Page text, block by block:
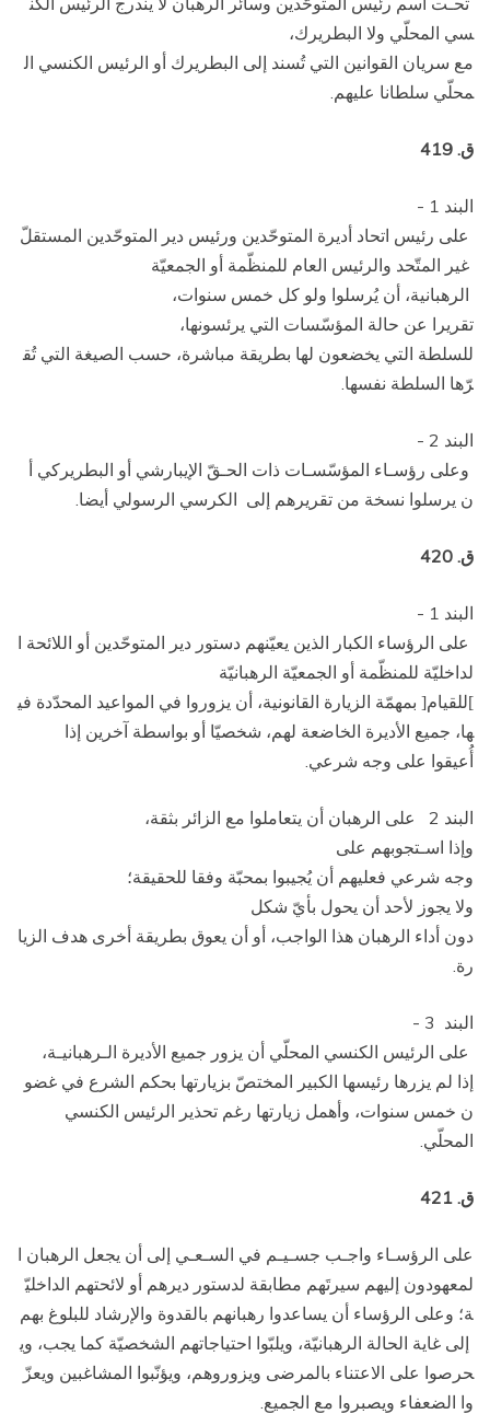
سي المحلّي ولا البطريرك،
مع سريان القوانين التي تُسند إلى البطريرك أو الرئيس الكنسي ال
محلّي سلطانا عليهم.
ق. 419
البند 1 ­
على رئيس اتحاد أديرة المتوحّدين ورئيس دير المتوحّدين المستقلّ
غير المتّحد والرئيس العام للمنظّمة أو الجمعيّة
الرهبانية، أن يُرسلوا ولو كل خمس سنوات،
تقريرا عن حالة المؤسّسات التي يرئسونها،
للسلطة التي يخضعون لها بطريقة مباشرة، حسب الصيغة التي تُق
رّها السلطة نفسها.
البند 2 ­
وعلى رؤسـاء المؤسّسـات ذات الحـقّ الإيبارشي أو البطريركي أ
ن يرسلوا نسخة من تقريرهم إلى الكرسي الرسولي أيضا.
ق. 420
البند 1 ­
على الرؤساء الكبار الذين يعيّنهم دستور دير المتوحّدين أو اللائحة ا
لداخليّة للمنظّمة أو الجمعيّة الرهبانيّة
]للقيام[ بمهمّة الزيارة القانونية، أن يزوروا في المواعيد المحدّدة في
ها، جميع الأديرة الخاضعة لهم، شخصيّا أو بواسطة آخرين إذا
أُعيقوا على وجه شرعي.
البند 2 ­ على الرهبان أن يتعاملوا مع الزائر بثقة،
وإذا اسـتجوبهم على
وجه شرعي فعليهم أن يُجيبوا بمحبّة وفقا للحقيقة؛
ولا يجوز لأحد أن يحول بأيّ شكل
دون أداء الرهبان هذا الواجب، أو أن يعوق بطريقة أخرى هدف الزيا
رة.
البند 3 ­
على الرئيس الكنسي المحلّي أن يزور جميع الأديرة الـرهبانيـة،
إذا لم يزرها رئيسها الكبير المختصّ بزيارتها بحكم الشرع في غضو
ن خمس سنوات، وأهمل زيارتها رغم تحذير الرئيس الكنسي
المحلّي.
ق. 421
على الرؤسـاء واجـب جسـيـم في السـعـي إلى أن يجعل الرهبان ا
لمعهودون إليهم سيرتَهم مطابقة لدستور ديرهم أو لائحتهم الداخليّ
ة؛ وعلى الرؤساء أن يساعدوا رهبانهم بالقدوة والإرشاد للبلوغ بهم
إلى غاية الحالة الرهبانيّة، ويلبّوا احتياجاتهم الشخصيّة كما يجب، وي
حرصوا على الاعتناء بالمرضى ويزوروهم، ويؤنّبوا المشاغبين ويعزّ
وا الضعفاء ويصبروا مع الجميع.